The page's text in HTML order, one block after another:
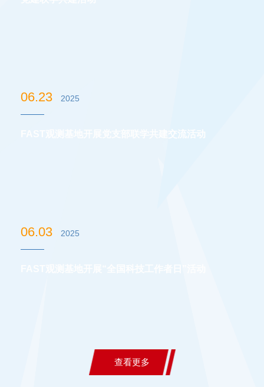
06.23 2025
FAST观测基地开展党支部联学共建交流活动
06.03 2025
查看更多